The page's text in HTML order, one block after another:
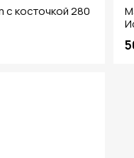
косточкой 280